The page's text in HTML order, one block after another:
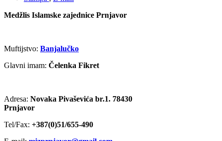
Medžlis Islamske zajednice Prnjavor
Muftijstvo: Banjalučko
Glavni imam: Čelenka Fikret
Adresa: Novaka Pivaševića br.1. 78430
Prnjavor
Tel/Fax: +387(0)51/655-490